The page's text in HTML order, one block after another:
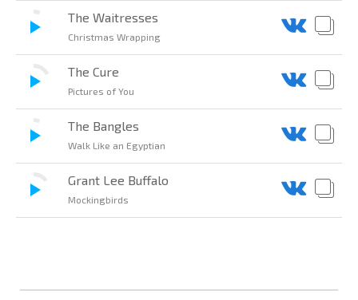
The Waitresses
Christmas Wrapping
The Cure
Pictures of You
The Bangles
Walk Like an Egyptian
Grant Lee Buffalo
Mockingbirds